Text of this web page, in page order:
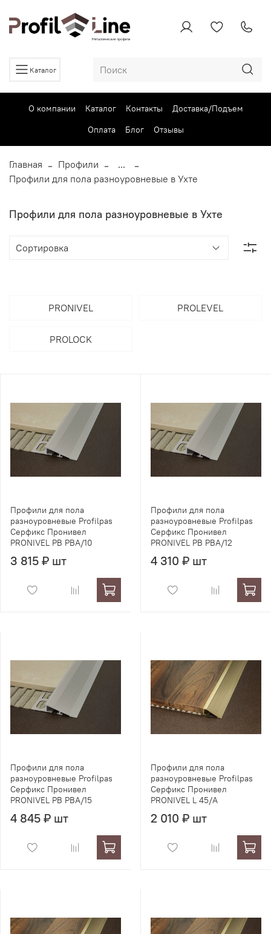
Каталог
О компании Каталог Контакты
Доставка/Подъем
Оплата
Блог Отзывы
Главная Профили
...
Профили для пола разноуровневые в Ухте
Профили для пола разноуровневые в Ухте
PRONIVEL PROLEVEL
PROLOCK
Профили для пола
разноуровневые Profilpas
Серфикс Пронивел
PRONIVEL PB PBA/10
3 815 ₽ шт
Профили для пола
разноуровневые Profilpas
Серфикс Пронивел
PRONIVEL PB PBA/12
4 310 ₽ шт
Профили для пола
разноуровневые Profilpas
Серфикс Пронивел
PRONIVEL PB PBA/15
4 845 ₽ шт
Профили для пола
разноуровневые Profilpas
Серфикс Пронивел
PRONIVEL L 45/A
2 010 ₽ шт